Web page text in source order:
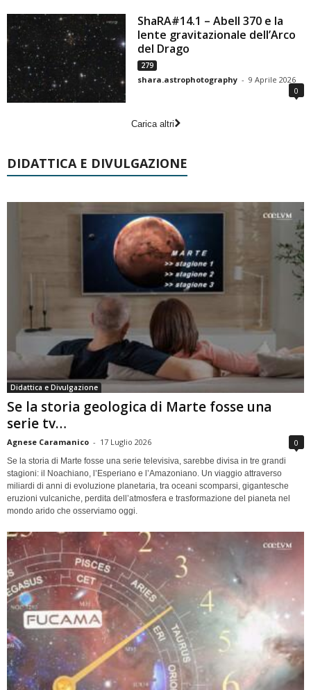
ShaRA#14.1 – Abell 370 e la
lente gravitazionale dell’Arco
del Drago
279
shara.astrophotography - 9 Aprile 2026
0
Carica altri
DIDATTICA E DIVULGAZIONE
Didattica e Divulgazione
Se la storia geologica di Marte fosse una
serie tv…
Agnese Caramanico - 17 Luglio 2026 0
Se la storia di Marte fosse una serie televisiva, sarebbe divisa in tre grandi
stagioni: il Noachiano, l’Esperiano e l’Amazoniano. Un viaggio attraverso
miliardi di anni di evoluzione planetaria, tra oceani scomparsi, gigantesche
eruzioni vulcaniche, perdita dell’atmosfera e trasformazione del pianeta nel
mondo arido che osserviamo oggi.